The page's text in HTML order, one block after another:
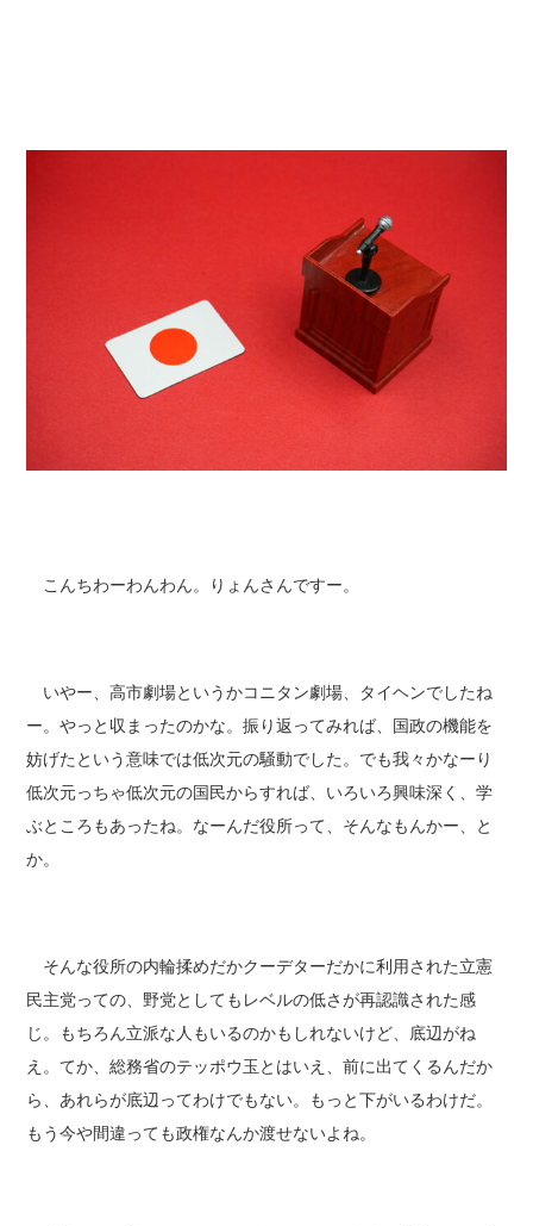
こんちわーわんわん。りょんさんですー。
いやー、高市劇場というかコニタン劇場、タイヘンでしたね
ー。やっと収まったのかな。振り返ってみれば、国政の機能を
妨げたという意味では低次元の騒動でした。でも我々かなーり
低次元っちゃ低次元の国民からすれば、いろいろ興味深く、学
ぶところもあったね。なーんだ役所って、そんなもんかー、と
か。
そんな役所の内輪揉めだかクーデターだかに利用された立憲
民主党っての、野党としてもレベルの低さが再認識された感
じ。もちろん立派な人もいるのかもしれないけど、底辺がね
え。てか、総務省のテッポウ玉とはいえ、前に出てくるんだか
ら、あれらが底辺ってわけでもない。もっと下がいるわけだ。
もう今や間違っても政権なんか渡せないよね。